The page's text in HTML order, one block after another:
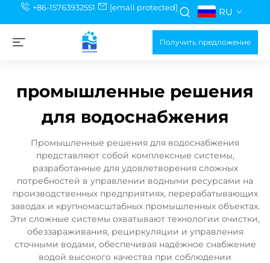
+86-15763932551 [email protected] RU
Получить предложение
промышленные решения
для водоснабжения
Промышленные решения для водоснабжения
представляют собой комплексные системы,
разработанные для удовлетворения сложных
потребностей в управлении водными ресурсами на
производственных предприятиях, перерабатывающих
заводах и крупномасштабных промышленных объектах.
Эти сложные системы охватывают технологии очистки,
обеззараживания, рециркуляции и управления
сточными водами, обеспечивая надёжное снабжение
водой высокого качества при соблюдении